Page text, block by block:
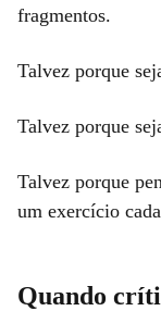
fragmentos.
Talvez porque
Talvez porque
Talvez porque
um exercício
Quando